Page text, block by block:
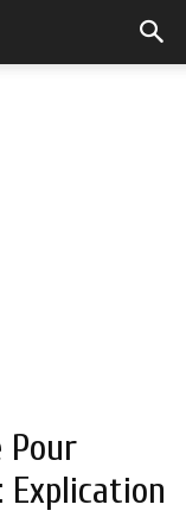
Pour
Explication